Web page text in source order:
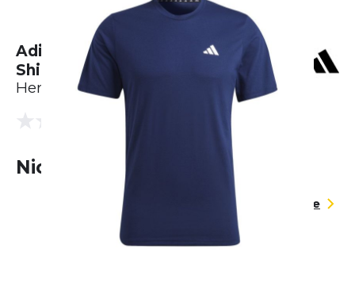
Adidas Train Essential Feelready
Shirt
Herren
0.0 (0 Bewertungen)
Nicht lieferbar
Größentabelle